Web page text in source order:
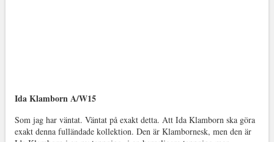
Ida Klamborn A/W15
Som jag har väntat. Väntat på exakt detta. Att Ida Klamborn ska göra
exakt denna fulländade kollektion. Den är Klambornesk, men den är